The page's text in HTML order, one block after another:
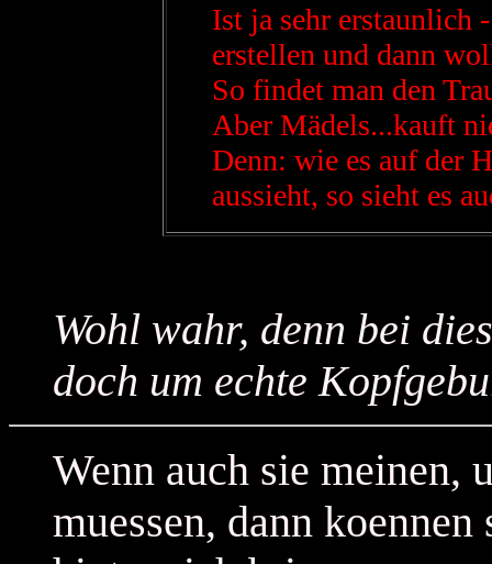
Ist ja sehr erstaunlich
erstellen und dann
So findet man den
Aber Mädels...kauft
Denn: wie es auf der
aussieht, so sieht es
Wohl wahr, denn bei
doch um echte
Wenn auch sie meinen,
muessen, dann